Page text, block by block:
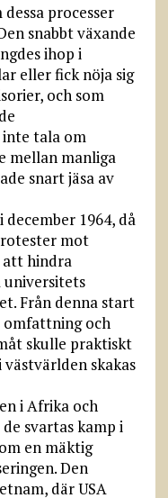
dessa processer
snabbt växande
ihop i
eller fick nöja sig
och som
tala om
mellan manliga
snart jäsa av
1964, då
mot
hindra
Från denna start
omfattning och
skulle praktiskt
skakas
i Afrika och
svartas kamp i
en mäktig
Den
där USA